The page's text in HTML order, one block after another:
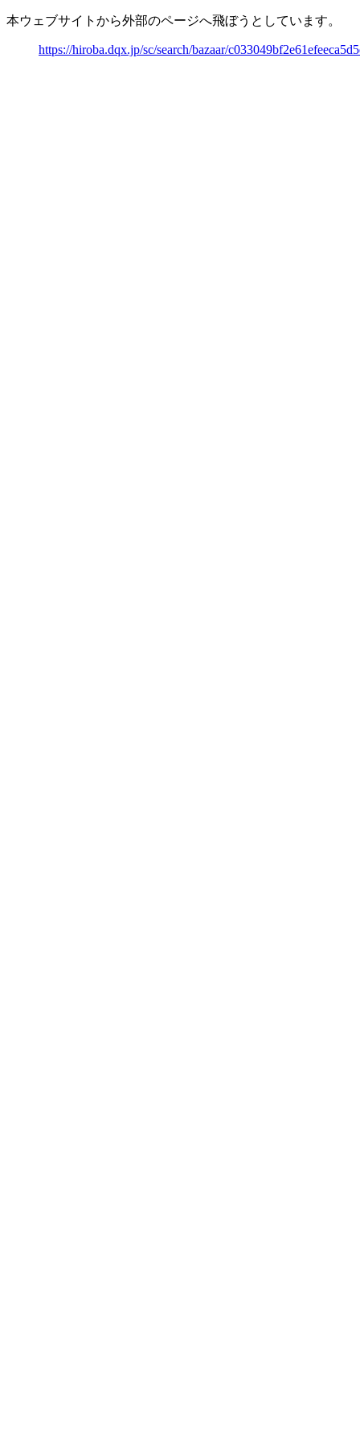
本ウェブサイトから外部のページへ飛ぼうとしています。
https://hiroba.dqx.jp/sc/search/bazaar/